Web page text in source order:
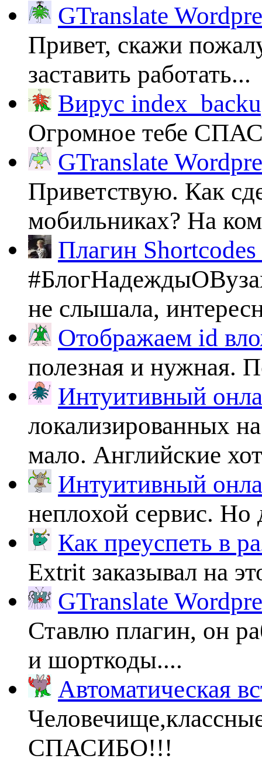
GTranslate
Привет, скажи
заставить работать...
Вирус
Огромное тебе
GTranslate
Приветствую. Как
мобильниках? На
Плагин
не слышала,
Отображаем id
полезная и нужная.
Интуитивный
локализированных
мало. Английские
Интуитивный
неплохой сервис.
Как преуспеть в
Extrit заказывал на
GTranslate
Ставлю плагин, он
и шорткоды....
Автоматическая
СПАСИБО!!!